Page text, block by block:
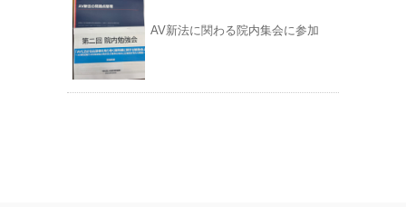
AV新法に関わる院内集会に参加